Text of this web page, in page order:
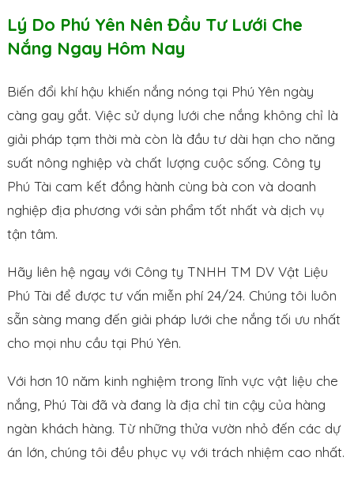
Lý Do Phú Yên Nên Đầu Tư Lưới Che
Nắng Ngay Hôm Nay
Biến đổi khí hậu khiến nắng nóng tại Phú Yên ngày
càng gay gắt. Việc sử dụng lưới che nắng không chỉ là
giải pháp tạm thời mà còn là đầu tư dài hạn cho năng
suất nông nghiệp và chất lượng cuộc sống. Công ty
Phú Tài cam kết đồng hành cùng bà con và doanh
nghiệp địa phương với sản phẩm tốt nhất và dịch vụ
tận tâm.
Hãy liên hệ ngay với Công ty TNHH TM DV Vật Liệu
Phú Tài để được tư vấn miễn phí 24/24. Chúng tôi luôn
sẵn sàng mang đến giải pháp lưới che nắng tối ưu nhất
cho mọi nhu cầu tại Phú Yên.
Với hơn 10 năm kinh nghiệm trong lĩnh vực vật liệu che
nắng, Phú Tài đã và đang là địa chỉ tin cậy của hàng
ngàn khách hàng. Từ những thửa vườn nhỏ đến các dự
án lớn, chúng tôi đều phục vụ với trách nhiệm cao nhất.